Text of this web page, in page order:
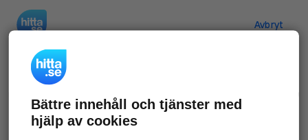
Avbryt
Verifiera ditt företag
Gör som 69 549företag
företagssida på hitta.se och syns bättre mot
Bättre innehåll och tjänster med
hjälp av cookies